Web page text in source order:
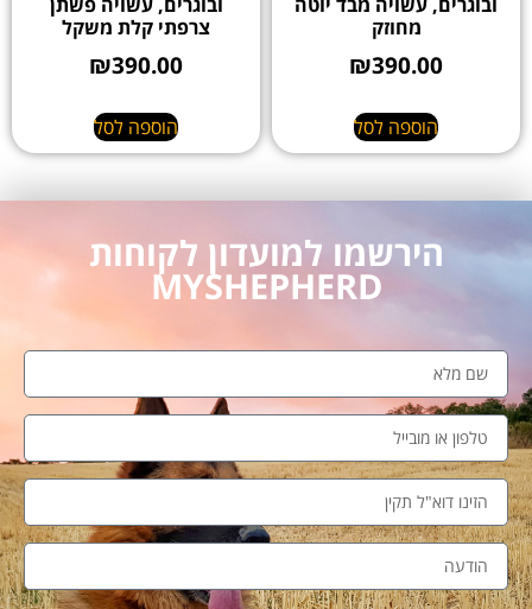
מחוזק
₪390.00
הוספה לסל
צרפתי קלת משקל
₪390.00
הוספה לסל
הירשמו למועדון לקוחות
MYSHEPHERD